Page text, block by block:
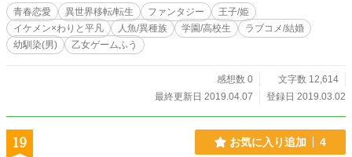
なり来ていた。2人は他国の王子と王女に。混乱を極める中、
それぞれの立場で、異世界で生きていくことになる。 だ
が、1晩明けると、本人たちの意思とは関係なく、恋仲だと噂
が城中に広まっており、結婚話までトントン拍子に進んでい
の呪いを解くという使命が2人に課せられてしまったが、無事
に解くことができるのだろうか？ Legend of kissシリ
ゲーム要素、30%あり。 この作品は性質上、同じ登場人
物、設定で、主人公だけが入れ替わった状態で、シリーズが
青春恋愛 異世界移転/転生 ファンタジー
王子/姫
イケメン×わりと平凡
人魚/異種族 学園/高校生
ラブコメ/結婚
幼馴染(男)
乙女ゲームふう
感想数 0
文字数 12,614
最終更新日 2019.04.07
登録日 2019.03.02
19 お気に入り追加 4